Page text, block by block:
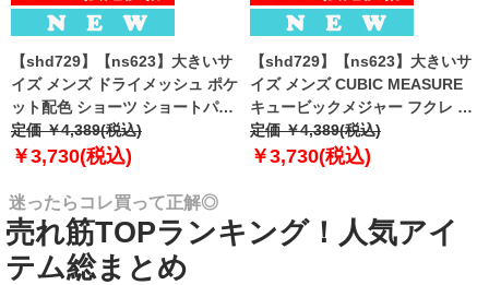
【shd729】【ns623】大きいサ
イズ メンズ ドライメッシュ ポケ
ット配色 ショーツ ショートパン
ツ ハーフパンツ 春夏新作
302252az 【fre】
定価 ￥4,389(税込)
￥3,730(税込)
【shd729】【ns623】大きいサ
イズ メンズ CUBIC MEASURE
キュービックメジャー フクレ エ
ンボス 迷彩柄 ショーツ ショート
パンツ ハーフパンツ 春夏新作
定価 ￥4,389(税込)
￥3,730(税込)
迷ったらコレ買って正解◎
売れ筋TOPランキング！人気アイ
テム総まとめ